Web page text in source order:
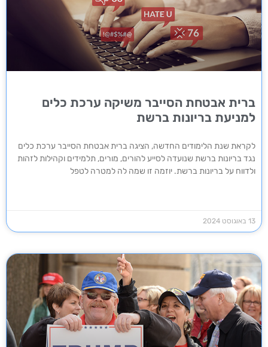
ברית אבטחת הסייבר משיקה ערכת כלים
למניעת בריונות ברשת
לקראת שנת הלימודים החדשה, הציגה ברית אבטחת הסייבר ערכת כלים
נגד בריונות ברשת שנועדה לסייע להורים, מורים, תלמידים וקהילות לזהות
ולדווח על בריונות ברשת. יוזמה זו שמה לה למטרה לטפל
13 באוגוסט 2024